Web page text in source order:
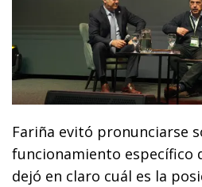
Fariña evitó pronunciarse
funcionamiento específico
dejó en claro cuál es la